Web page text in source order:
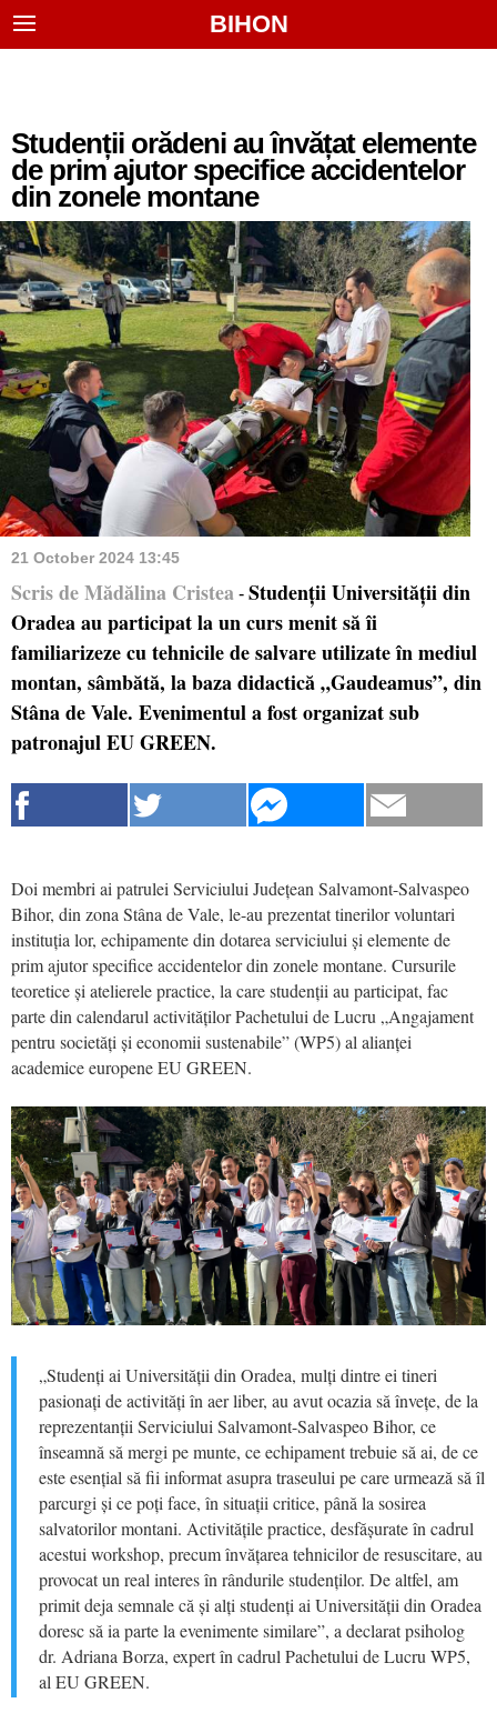
BIHON
Studenții orădeni au învățat elemente
de prim ajutor specifice accidentelor
din zonele montane
21 October 2024 13:45
Scris de Mădălina Cristea - Studenții Universității din
Oradea au participat la un curs menit să îi
familiarizeze cu tehnicile de salvare utilizate în mediul
montan, sâmbătă, la baza didactică „Gaudeamus”, din
Stâna de Vale. Evenimentul a fost organizat sub
patronajul EU GREEN.
Doi membri ai patrulei Serviciului Județean Salvamont-Salvaspeo
Bihor, din zona Stâna de Vale, le-au prezentat tinerilor voluntari
instituția lor, echipamente din dotarea serviciului și elemente de
prim ajutor specifice accidentelor din zonele montane. Cursurile
teoretice și atelierele practice, la care studenții au participat, fac
parte din calendarul activităților Pachetului de Lucru „Angajament
pentru societăți și economii sustenabile” (WP5) al alianței
academice europene EU GREEN.
„Studenți ai Universității din Oradea, mulți dintre ei tineri
pasionați de activități în aer liber, au avut ocazia să învețe, de la
reprezentanții Serviciului Salvamont-Salvaspeo Bihor, ce
înseamnă să mergi pe munte, ce echipament trebuie să ai, de ce
este esențial să fii informat asupra traseului pe care urmează să îl
parcurgi și ce poți face, în situații critice, până la sosirea
salvatorilor montani. Activitățile practice, desfășurate în cadrul
acestui workshop, precum învățarea tehnicilor de resuscitare, au
provocat un real interes în rândurile studenților. De altfel, am
primit deja semnale că și alți studenți ai Universității din Oradea
doresc să ia parte la evenimente similare”, a declarat psiholog
dr. Adriana Borza, expert în cadrul Pachetului de Lucru WP5,
al EU GREEN.